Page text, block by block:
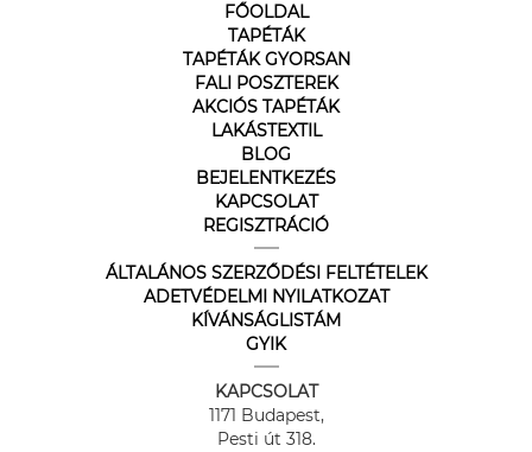
FŐOLDAL
TAPÉTÁK
TAPÉTÁK GYORSAN
FALI POSZTEREK
AKCIÓS TAPÉTÁK
LAKÁSTEXTIL
BLOG
BEJELENTKEZÉS
KAPCSOLAT
REGISZTRÁCIÓ
ÁLTALÁNOS SZERZŐDÉSI FELTÉTELEK
ADETVÉDELMI NYILATKOZAT
KÍVÁNSÁGLISTÁM
GYIK
KAPCSOLAT
1171 Budapest,
Pesti út 318.